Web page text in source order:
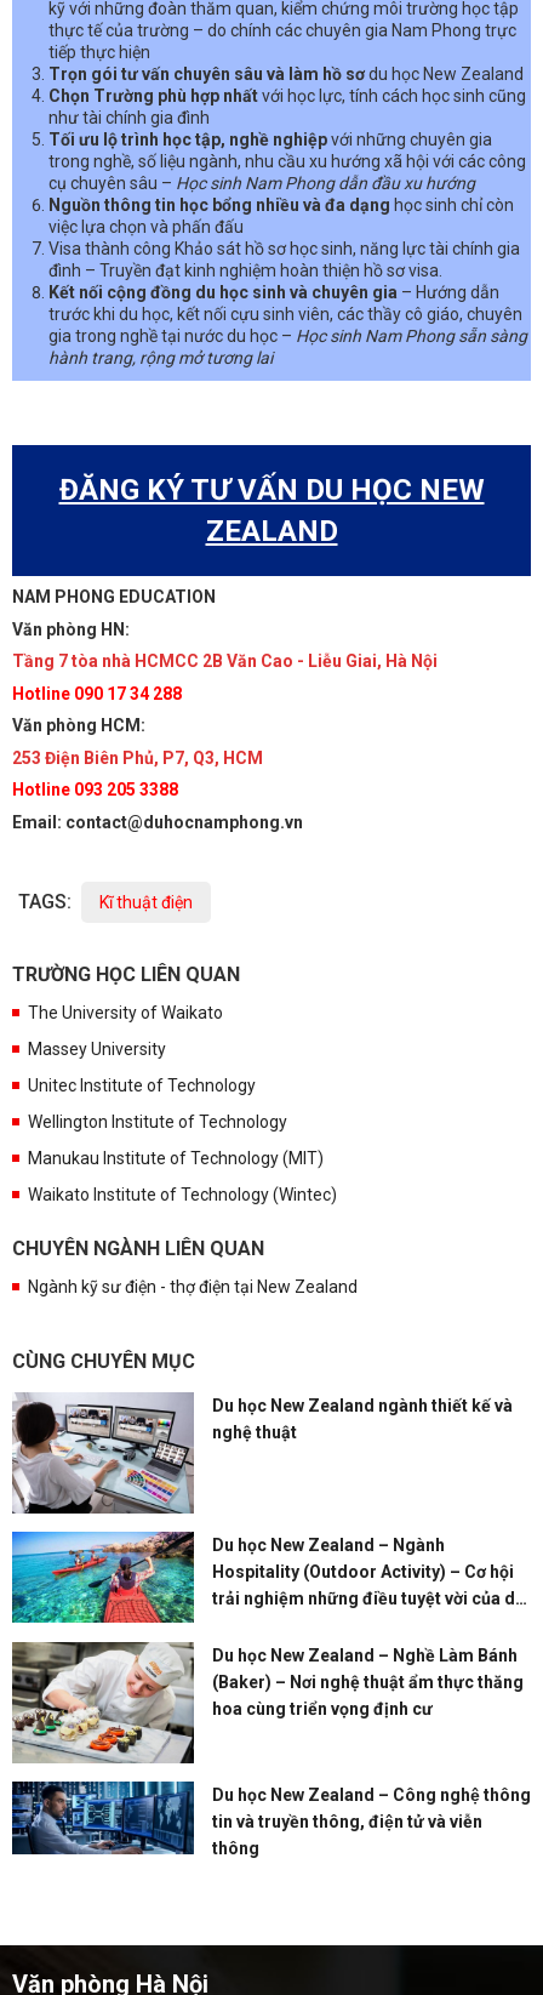
kỹ với những đoàn thăm quan, kiểm chứng môi trường học tập
thực tế của trường – do chính các chuyên gia Nam Phong trực
tiếp thực hiện
Trọn gói tư vấn chuyên sâu và làm hồ sơdu học New Zealand
Chọn Trường phù hợp nhấtvới học lực, tính cách học sinh cũng
như tài chính gia đình
Tối ưu lộ trình học tập, nghề nghiệpvới những chuyên gia
trong nghề, số liệu ngành, nhu cầu xu hướng xã hội với các công
cụ chuyên sâu – Học sinh Nam Phong dẫn đầu xu hướng
Nguồn thông tin học bổng nhiều và đa dạng học sinh chỉ còn
việc lựa chọn và phấn đấu
Visa thành công Khảo sát hồ sơ học sinh, năng lực tài chính gia
đình – Truyền đạt kinh nghiệm hoàn thiện hồ sơ visa.
Kết nối cộng đồng du học sinh và chuyên gia – Hướng dẫn
trước khi du học, kết nối cựu sinh viên, các thầy cô giáo, chuyên
gia trong nghề tại nước du học – Học sinh Nam Phong sẵn sàng
hành trang, rộng mở tương lai
ĐĂNG KÝ TƯ VẤN DU HỌC NEW
ZEALAND
NAM PHONG EDUCATION
Văn phòng HN:
Tầng 7 tòa nhà HCMCC 2B Văn Cao - Liễu Giai, Hà Nội
Hotline 090 17 34 288
Văn phòng HCM:
253 Điện Biên Phủ, P7, Q3, HCM
Hotline 093 205 3388
Email: contact@duhocnamphong.vn
TAGS: Kĩ thuật điện
TRƯỜNG HỌC LIÊN QUAN
The University of Waikato
Massey University
Unitec Institute of Technology
Wellington Institute of Technology
Manukau Institute of Technology (MIT)
Waikato Institute of Technology (Wintec)
CHUYÊN NGÀNH LIÊN QUAN
Ngành kỹ sư điện - thợ điện tại New Zealand
CÙNG CHUYÊN MỤC
Du học New Zealand ngành thiết kế và
nghệ thuật
Du học New Zealand – Ngành
Hospitality (Outdoor Activity) – Cơ hội
trải nghiệm những điều tuyệt vời của du
Du học New Zealand – Nghề Làm Bánh
(Baker) – Nơi nghệ thuật ẩm thực thăng
hoa cùng triển vọng định cư
Du học New Zealand – Công nghệ thông
tin và truyền thông, điện tử và viễn
thông
Văn phòng Hà Nội